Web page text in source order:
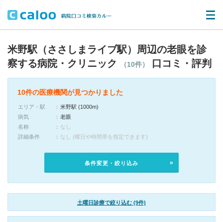
米野駅（ささしまライブ駅）周辺の老眼を診
察する病院・クリニック
（10件） 口コミ・評判
10件の医療機関が見つかりました
エリア・駅
米野駅 (1000m)
病気
老眼
名称
なし
詳細条件
なし (曜日や時間帯を指定できます)
条件変更・絞り込み
土曜日診療で絞り込む (9件)